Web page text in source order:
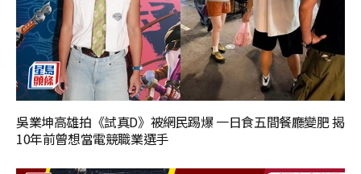
吳業坤高雄拍《試真D》被網民踢爆 一日食五間餐廳變肥 揭
10年前曾想當電競職業選手